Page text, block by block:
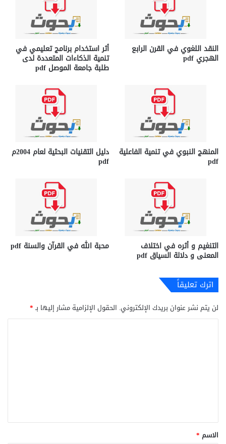
النقد اللغوي في القرن الرابع
الهجري pdf
أثر استخدام برنامج تعليمي في
تنمية الذكاءات المتعددة لدى
طلبة جامعة الموصل pdf
المنهج النبوي في تنمية الفاعلية
pdf
دليل التقنيات البحثية لعام 2004م
pdf
التنغيم و أثره في اختلاف
المعنى و دلالة السياق pdf
محبة الله في القرآن والسنة pdf
اترك تعليقاً
لن يتم نشر عنوان بريدك الإلكتروني. الحقول الإلزامية مشار إليها بـ*
*
الاسم *